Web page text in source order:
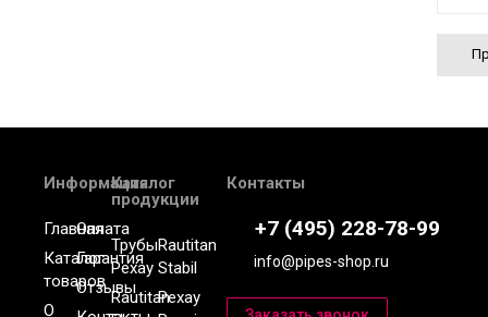
Контакты
+7 (495) 228-78-99
info@pipes-shop.ru
Информация
Главная
Каталог
товаров
О
Оплата
Гарантия
Отзывы
Каталог
продукции
Трубы
Рехау
Rautitan
Rautitan
Stabil
Рехау